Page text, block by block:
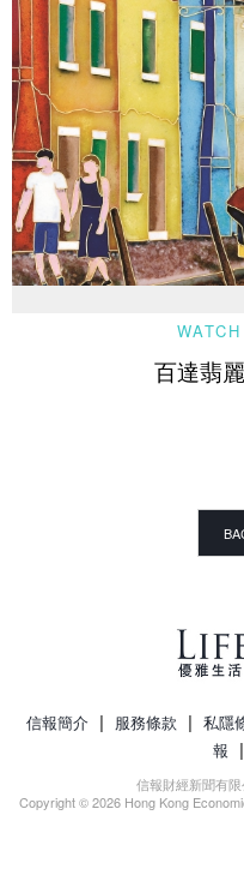
百達翡
信報簡介 | 服務條款 | 私隱
報 |
信報財經新聞有限
Copyright © 2026 Hong Kong